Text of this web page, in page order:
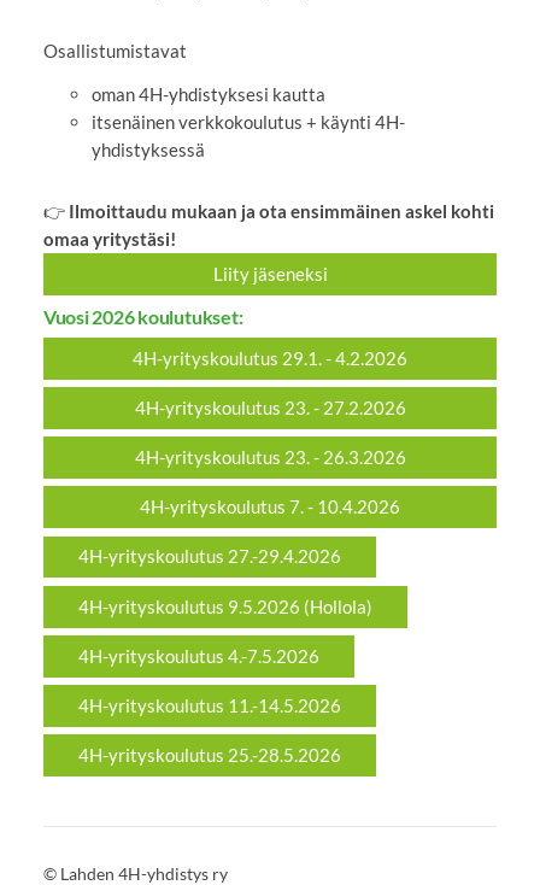
Liity jäseneksi
Vuosi 2026 koulutukset:
4H-yrityskoulutus 29.1. - 4.2.2026
4H-yrityskoulutus 23. - 27.2.2026
4H-yrityskoulutus 23. - 26.3.2026
4H-yrityskoulutus 7. - 10.4.2026
4H-yrityskoulutus 27.-29.4.2026
4H-yrityskoulutus 9.5.2026 (Hollola)
4H-yrityskoulutus 4.-7.5.2026
4H-yrityskoulutus 11.-14.5.2026
4H-yrityskoulutus 25.-28.5.2026
Osallistumistavat
oman 4H-yhdistyksesi kautta
itsenäinen verkkokoulutus + käynti 4H-
yhdistyksessä
👉 Ilmoittaudu mukaan ja ota ensimmäinen askel kohti
omaa yritystäsi!
© Lahden 4H-yhdistys ry